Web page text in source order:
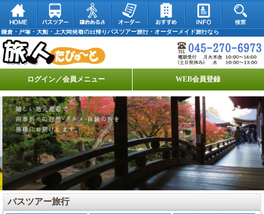
鎌倉・戸塚・大船・上大岡発着の日帰りバスツアー旅行・オーダーメイド旅行なら
ログイン／会員メニュー WEB会員登録
バスツアー旅行